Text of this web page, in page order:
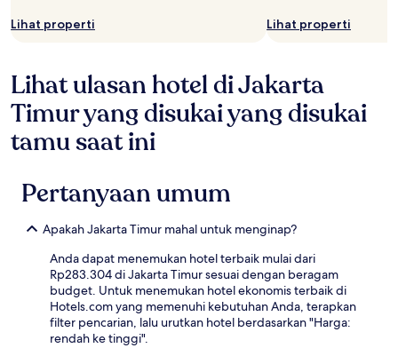
Lihat properti Lihat properti
Lihat ulasan hotel di Jakarta
Timur yang disukai yang disukai
tamu saat ini
Pertanyaan umum
Apakah Jakarta Timur mahal untuk menginap?
Anda dapat menemukan hotel terbaik mulai dari
Rp283.304 di Jakarta Timur sesuai dengan beragam
budget. Untuk menemukan hotel ekonomis terbaik di
Hotels.com yang memenuhi kebutuhan Anda, terapkan
filter pencarian, lalu urutkan hotel berdasarkan "Harga:
rendah ke tinggi".